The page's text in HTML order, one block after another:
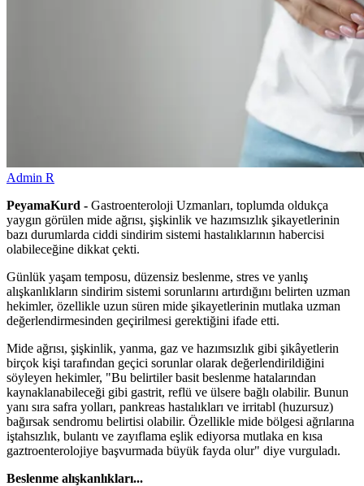
Admin R
PeyamaKurd - Gastroenteroloji Uzmanları, toplumda oldukça
yaygın görülen mide ağrısı, şişkinlik ve hazımsızlık şikayetlerinin
bazı durumlarda ciddi sindirim sistemi hastalıklarının habercisi
olabileceğine dikkat çekti.
Günlük yaşam temposu, düzensiz beslenme, stres ve yanlış
alışkanlıkların sindirim sistemi sorunlarını artırdığını belirten uzman
hekimler, özellikle uzun süren mide şikayetlerinin mutlaka uzman
değerlendirmesinden geçirilmesi gerektiğini ifade etti.
Mide ağrısı, şişkinlik, yanma, gaz ve hazımsızlık gibi şikâyetlerin
birçok kişi tarafından geçici sorunlar olarak değerlendirildiğini
söyleyen hekimler, "Bu belirtiler basit beslenme hatalarından
kaynaklanabileceği gibi gastrit, reflü ve ülsere bağlı olabilir. Bunun
yanı sıra safra yolları, pankreas hastalıkları ve irritabl (huzursuz)
bağırsak sendromu belirtisi olabilir. Özellikle mide bölgesi ağrılarına
iştahsızlık, bulantı ve zayıflama eşlik ediyorsa mutlaka en kısa
gaztroenterolojiye başvurmada büyük fayda olur" diye vurguladı.
Beslenme alışkanlıkları...